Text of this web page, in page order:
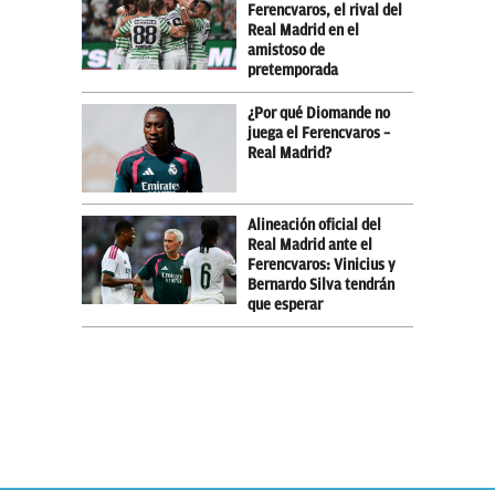
Ferencvaros, el rival del
Real Madrid en el
amistoso de
pretemporada
¿Por qué Diomande no
juega el Ferencvaros –
Real Madrid?
Alineación oficial del
Real Madrid ante el
Ferencvaros: Vinicius y
Bernardo Silva tendrán
que esperar